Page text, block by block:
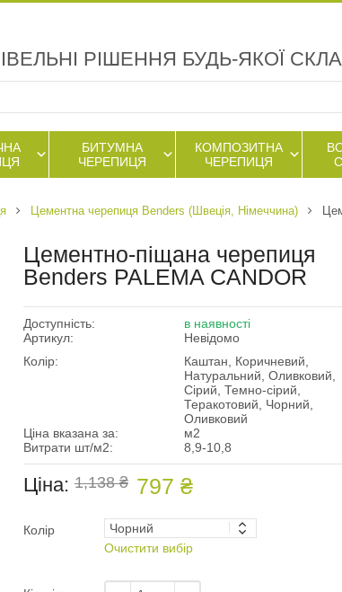
РІШЕННЯ БУДЬ-ЯКОЇ
БИТУМНА
ЧЕРЕПИЦЯ
КОМПОЗИТНА
ЧЕРЕПИЦЯ
Цементна черепиця Benders (Швеція, Німеччина)
Цементно-піщана черепиця
Benders PALEMA CANDOR
Доступність:
в наявності
Артикул:
Невідомо
Колір:
Каштан, Коричневий,
Натуральний, Оливковий,
Сірий, Темно-сірий,
Теракотовий, Чорний,
Оливковий
Ціна вказана за:
м2
Витрати шт/м2:
8,9-10,8
Ціна:1,138 ₴ 797 ₴
Колір
Очистити вибір